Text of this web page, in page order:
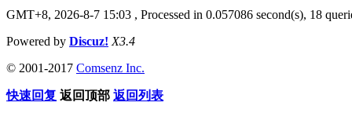
GMT+8, 2026-8-7 15:03 , Processed in 0.057086 second(s), 18
Powered by Discuz! X3.4
© 2001-2017 Comsenz Inc.
快速回复 返回顶部 返回列表